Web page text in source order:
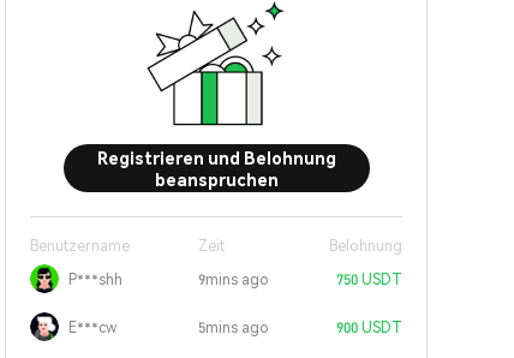
Registrieren und Belohnung
beanspruchen
Benutzername Zeit
Belohnung
P***shh
9mins ago 750 USDT
E***cw 5mins ago 900 USDT